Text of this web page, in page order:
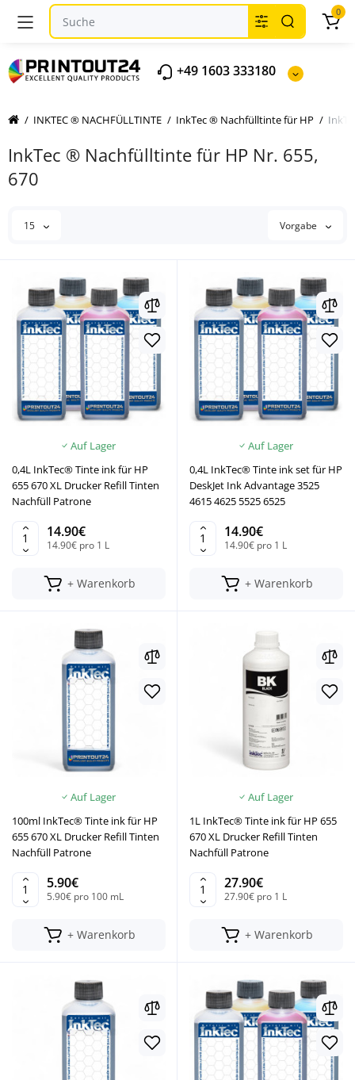
+49 1603 333180
0
INKTEC ® NACHFÜLLTINTE InkTec ® Nachfülltinte für HP
InkTec ® Nachfülltinte für HP Nr. 655,
670
15 Vorgabe
Auf Lager
0,4L InkTec® Tinte ink für HP
655 670 XL Drucker Refill Tinten
Nachfüll Patrone
14.90€
14.90€ pro 1 L
+ Warenkorb
Auf Lager
0,4L InkTec® Tinte ink set für HP
DeskJet Ink Advantage 3525
4615 4625 5525 6525
14.90€
14.90€ pro 1 L
+ Warenkorb
Auf Lager
100ml InkTec® Tinte ink für HP
655 670 XL Drucker Refill Tinten
Nachfüll Patrone
5.90€
5.90€ pro 100 mL
+ Warenkorb
Auf Lager
1L InkTec® Tinte ink für HP 655
670 XL Drucker Refill Tinten
Nachfüll Patrone
27.90€
27.90€ pro 1 L
+ Warenkorb